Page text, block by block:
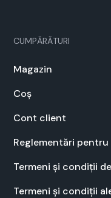
CUMPĂRĂTURI
Mag­a­zin
Coș
Cont client
Regle­men­tări pen­tru
Ter­meni și condiții
Ter­meni și condiții